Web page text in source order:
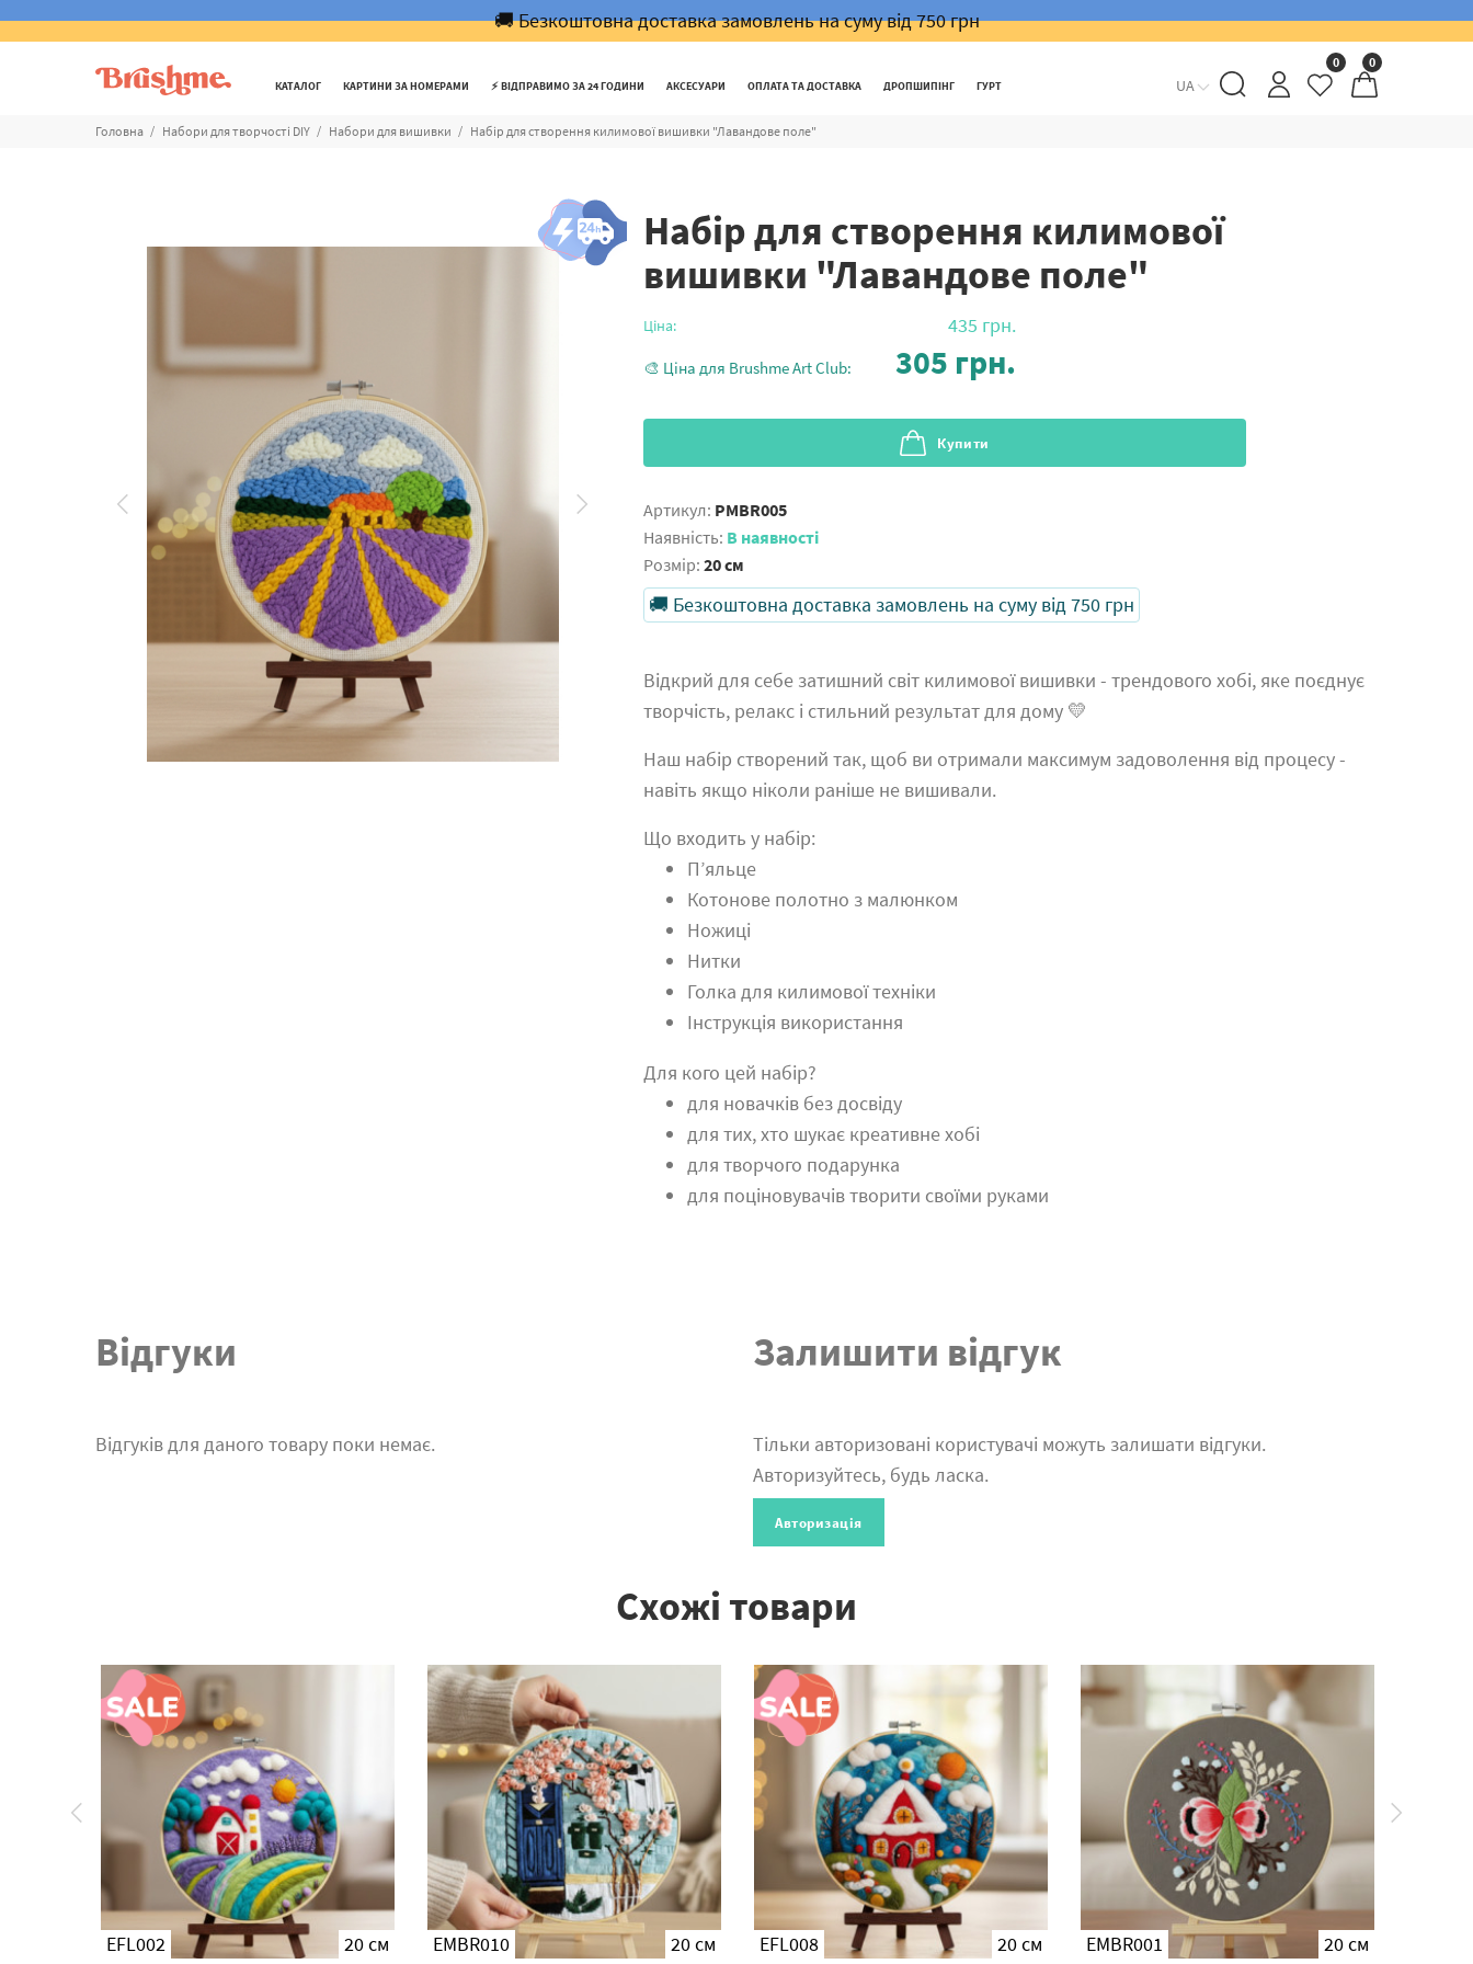
🚚 Безкоштовна доставка замовлень на суму від 750 грн
КАТАЛОГ КАРТИНИ ЗА НОМЕРАМИ ⚡️ ВІДПРАВИМО ЗА 24 ГОДИНИ АКСЕСУАРИ ОПЛАТА ТА ДОСТАВКА ДРОПШИПІНГ ГУРТ UA
0 0
Головна Набори для творчості DIY Набори для вишивки Набір для створення килимової вишивки "Лавандове поле"
Набір для створення килимової
вишивки "Лавандове поле"
Ціна: 435 грн.
🎨 Ціна для Brushme Art Club: 305 грн.
Купити
Артикул: PMBR005
Наявність: В наявності
Розмір: 20 см
🚚 Безкоштовна доставка замовлень на суму від 750 грн
Відкрий для себе затишний світ килимової вишивки - трендового хобі, яке поєднує
творчість, релакс і стильний результат для дому 💛
Наш набір створений так, щоб ви отримали максимум задоволення від процесу -
навіть якщо ніколи раніше не вишивали.
Що входить у набір:
П’яльце
Котонове полотно з малюнком
Ножиці
Нитки
Голка для килимової техніки
Інструкція використання
Для кого цей набір?
для новачків без досвіду
для тих, хто шукає креативне хобі
для творчого подарунка
для поціновувачів творити своїми руками
Відгуки
Відгуків для даного товару поки немає.
Залишити відгук
Тільки авторизовані користувачі можуть залишати відгуки.
Авторизуйтесь, будь ласка.
Авторизація
Схожі товари
EFL002 20 см EMBR010 20 см EFL008 20 см EMBR001 20 см